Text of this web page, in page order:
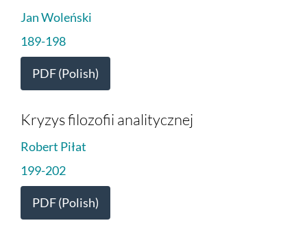
Jan Woleński
189-198
PDF (Polish)
Kryzys filozofii analitycznej
Robert Piłat
199-202
PDF (Polish)